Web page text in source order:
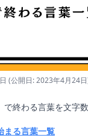
(公開日: 2023年4月24
終わる言葉を文字
まる言葉一覧